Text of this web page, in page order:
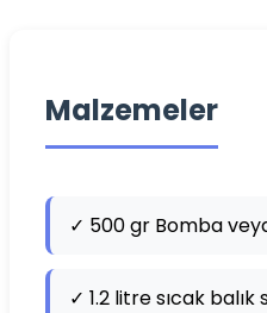
Malzemeler
✓ 500 gr Bomba
✓ 1.2 litre sıcak balık